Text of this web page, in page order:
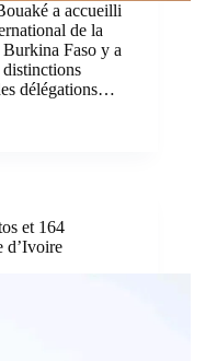
a accueilli
de la
Faso y a
distinctions
délégations…
et 164
d’Ivoire